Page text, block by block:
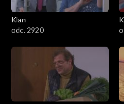
Klan
odc. 2920